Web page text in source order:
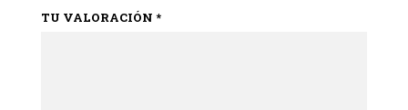
TU VALORACIÓN *